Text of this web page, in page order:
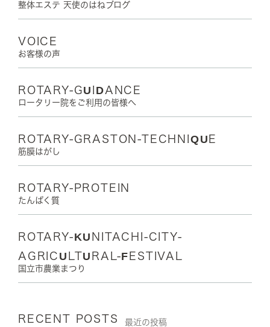
整体エステ 天使のはねブログ
VOICE
お客様の声
ROTARY-GUIDANCE
ロータリー院をご利用の皆様へ
ROTARY-GRASTON-TECHNIQUE
筋膜はがし
ROTARY-PROTEIN
たんぱく質
ROTARY-KUNITACHI-CITY-
AGRICULTURAL-FESTIVAL
国立市農業まつり
RECENT POSTS 最近の投稿